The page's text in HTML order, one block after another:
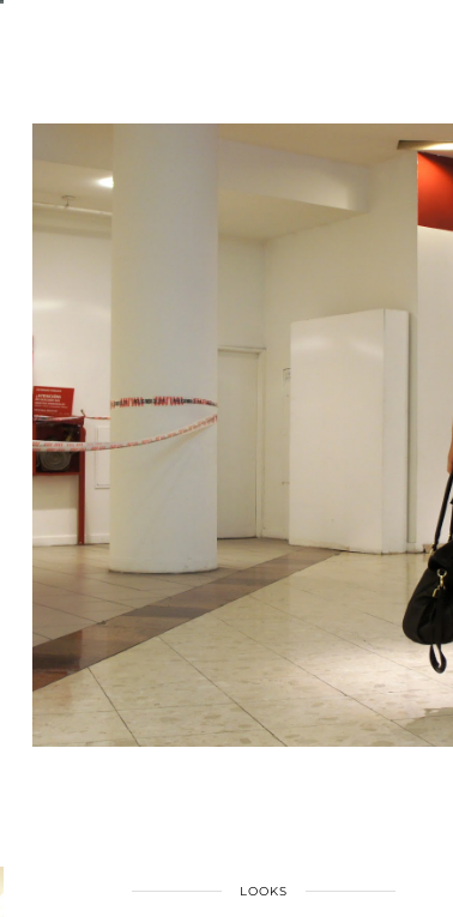
LOOKS